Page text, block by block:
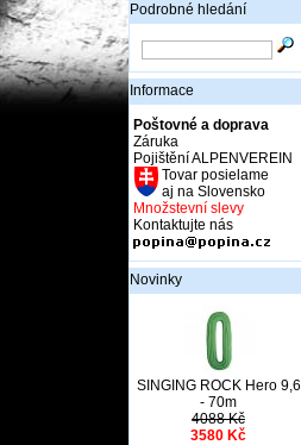
Podrobné hledání
Informace
Poštovné a doprava
Záruka
Pojištění ALPENVEREIN
Tovar posielame
aj na Slovensko
Množstevní slevy
Kontaktujte nás
Novinky
SINGING ROCK Hero 9,6
- 70m
4088 Kč
3580 Kč